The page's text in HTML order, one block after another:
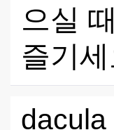
으실
즐기세
dacula